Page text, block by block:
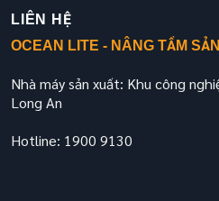
LIÊN HỆ
OCEAN LITE - NÂNG TẦM
Nhà máy sản xuất: Khu công
Long An
Hotline: 1900 9130